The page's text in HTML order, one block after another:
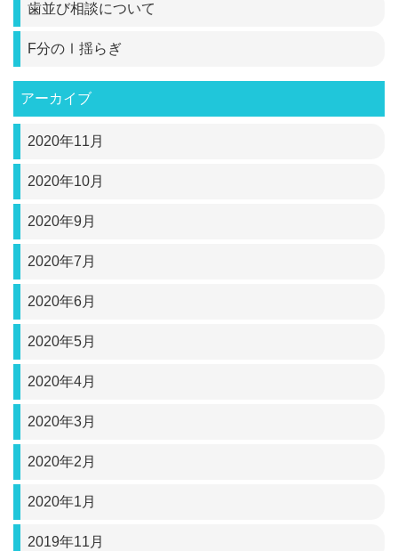
歯並び相談について
F分のⅠ揺らぎ
アーカイブ
2020年11月
2020年10月
2020年9月
2020年7月
2020年6月
2020年5月
2020年4月
2020年3月
2020年2月
2020年1月
2019年11月